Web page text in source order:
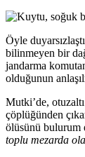
Öyle
bilinmeyen bir
jandarma
olduğunun
Mutki’de,
çöplüğünden
ölüsünü bulurum
toplu mezarda